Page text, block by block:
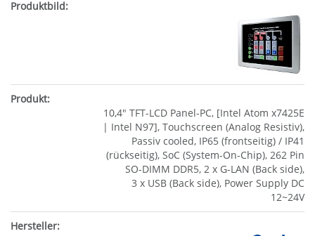
10,4" TFT-LCD Panel-PC, [Intel Atom x7425E
| Intel N97], Touchscreen (Analog Resistiv),
Passiv cooled, IP65 (frontseitig) / IP41
(rückseitig), SoC (System-On-Chip), 262 Pin
SO-DIMM DDR5, 2 x G-LAN (Back side),
3 x USB (Back side), Power Supply DC
12~24V